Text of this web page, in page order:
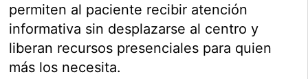
permiten al paciente recibir atención
informativa sin desplazarse al centro y
liberan recursos presenciales para quien
más los necesita.